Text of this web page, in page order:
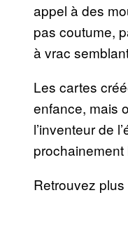
appel à des
pas coutume,
à vrac
Les cartes
enfance, mais
l’inventeur de
Retrouvez plus